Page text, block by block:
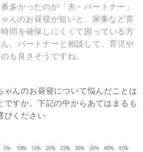
多かったのが「夫・パートナー」
んのお昼寝が短いと、家事など育
間を確保しにくくて困っている方
。パートナーと相談して、育児や
も良さそうですね。
ゃんのお昼寝について悩んだことは
ですか。下記の中からあてはまるも
びください